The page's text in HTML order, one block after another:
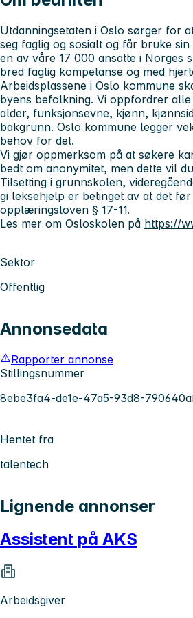
Utdanningsetaten i Oslo sørger
seg faglig og sosialt og får bruke
en av våre 17 000 ansatte i Norges
bred faglig kompetanse og med
Arbeidsplassene i Oslo kommune
byens befolkning. Vi oppfordrer
alder, funksjonsevne, kjønn,
bakgrunn. Oslo kommune legger
behov for det.
Vi gjør oppmerksom på at søkere
bedt om anonymitet, men dette vil
Tilsetting i grunnskolen,
gi leksehjelp er betinget av at det
opplæringsloven § 17-11.
Les mer om Osloskolen på https://
Sektor
Offentlig
Annonsedata
Rapporter annonse
Stillingsnummer
8ebe3fa4-de1e-47a5-93d8-
Hentet fra
talentech
Lignende annonser
Assistent på AKS
Arbeidsgiver